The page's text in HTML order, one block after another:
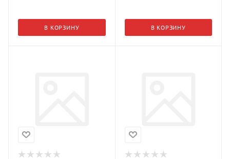
В КОРЗИНУ В КОРЗИНУ